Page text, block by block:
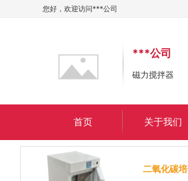
您好，欢迎访问***公司
***公司
磁力搅拌器
首页 关于我们
二氧化碳